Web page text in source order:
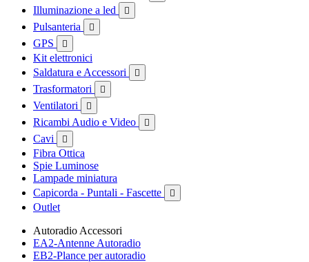
Illuminazione a led 
Pulsanteria 
GPS 
Kit elettronici
Saldatura e Accessori

Trasformatori 
Ventilatori 
Ricambi Audio e Video 
Cavi 
Fibra Ottica
Spie Luminose
Lampade miniatura
Capicorda - Puntali - Fascette

Outlet
Autoradio Accessori
EA2-Antenne Autoradio
EB2-Plance per autoradio